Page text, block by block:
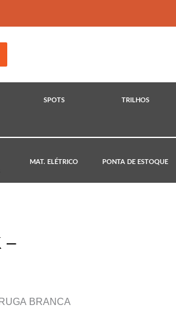
SPOTS TRILHOS
MAT. ELÉTRICO PONTA DE ESTOQUE
–
BRANCA